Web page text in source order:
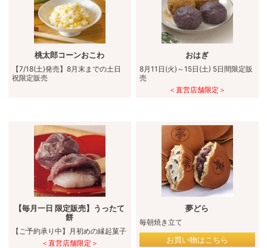
桃太郎コーンおこわ
【7/18(土)発売】8月末までの土日
祝限定販売
おはぎ
8月11日(火)～15日(土) 5日間限定販
売
＜直営店舗限定＞
【毎月一日 限定販売】うったて
餅
【ご予約承り中】月初めの縁起菓子
＜直営店舗限定＞
夢どら
毎朝焼き立て
お買い物はこちら